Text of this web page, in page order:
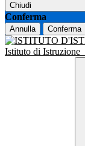
Chiudi
Conferma
Annulla Conferma
Istituto di Istruzione